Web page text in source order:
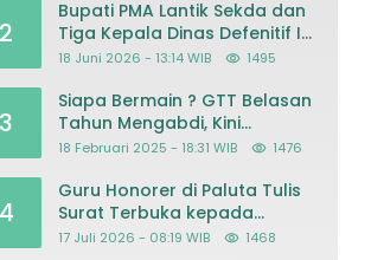
2
Bupati PMA Lantik Sekda dan
Tiga Kepala Dinas Defenitif Ini
orangnya
18 Juni 2026 - 13:14 WIB 1495
3
Siapa Bermain ? GTT Belasan
Tahun Mengabdi, Kini
Dikeluarkan Sepihak Dari
18 Februari 2025 - 18:31 WIB 1476
Guru Honorer di Paluta Tulis
Surat Terbuka kepada
Presiden Prabowo, Mohon
17 Juli 2026 - 08:19 WIB 1468